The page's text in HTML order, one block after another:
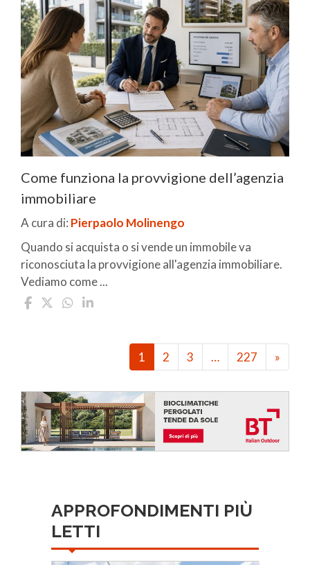
Come funziona la provvigione dell’agenzia
immobiliare
A cura di: Pierpaolo Molinengo
Quando si acquista o si vende un immobile va
riconosciuta la provvigione all'agenzia immobiliare.
Vediamo come ...
1 2 3 … 227 »
APPROFONDIMENTI PIÙ
LETTI